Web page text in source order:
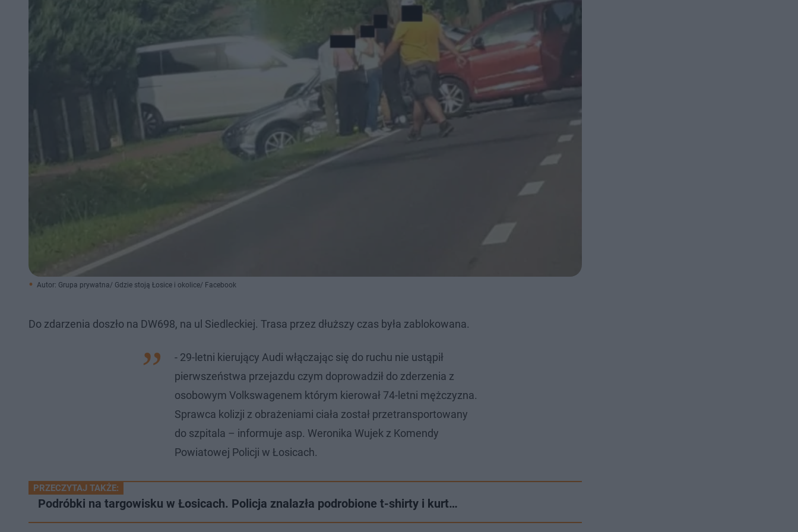
Autor: Grupa prywatna/ Gdzie stoją Łosice i okolice/ Facebook
Do zdarzenia doszło na DW698, na ul Siedleckiej. Trasa przez dłuższy czas była zablokowana.
- 29-letni kierujący Audi włączając się do ruchu nie ustąpił
pierwszeństwa przejazdu czym doprowadził do zderzenia z
osobowym Volkswagenem którym kierował 74-letni mężczyzna.
Sprawca kolizji z obrażeniami ciała został przetransportowany
do szpitala – informuje asp. Weronika Wujek z Komendy
Powiatowej Policji w Łosicach.
PRZECZYTAJ TAKŻE:
Podróbki na targowisku w Łosicach. Policja znalazła podrobione t-shirty i kurt…